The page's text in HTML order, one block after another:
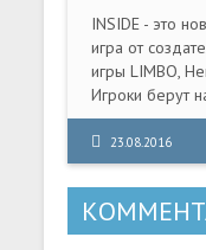
INSIDE - это
игра от
игры LIMBO,
Игроки берут
остался один
Так же, как и
нужно
мире. Мрачные
научного
23.08.2016